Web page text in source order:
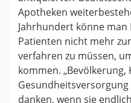
Apotheken
Jahrhundert könne
Patienten nicht mehr
verfahren zu müssen,
kommen. „Bevölkerung,
danken, wenn sie